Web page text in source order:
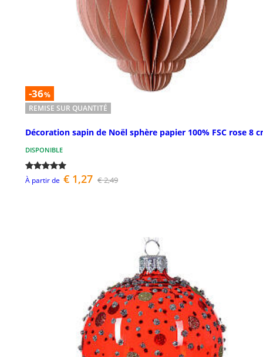
-36%
REMISE SUR QUANTITÉ
Décoration sapin de Noël sphère papier 100% FSC rose 8
DISPONIBLE
À partir de € 1,27 € 2,49